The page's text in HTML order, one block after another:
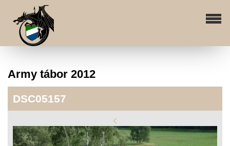
Army tábor 2012
DSC05157